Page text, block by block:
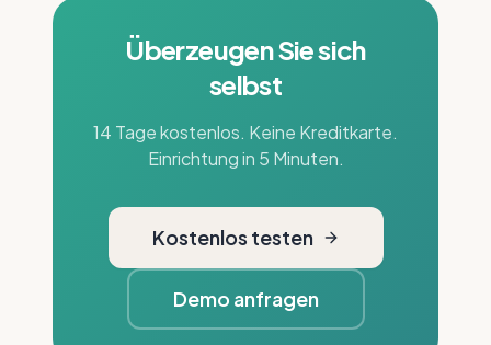
Überzeugen Sie sich
selbst
14 Tage kostenlos. Keine Kreditkarte.
Einrichtung in 5 Minuten.
Kostenlos testen
Demo anfragen